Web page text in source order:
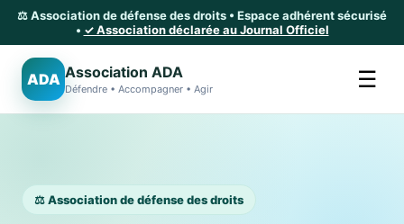
⚖️ Association de défense des droits • Espace adhérent sécurisé
• ✓ Association déclarée au Journal Officiel
ADA Association ADA
Défendre • Accompagner • Agir ☰
⚖️ Association de défense des droits